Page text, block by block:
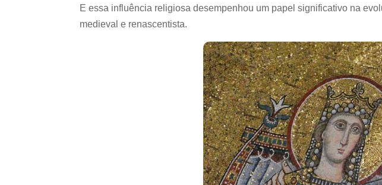
E essa influência religiosa desempenhou um papel significativo na
medieval e renascentista.